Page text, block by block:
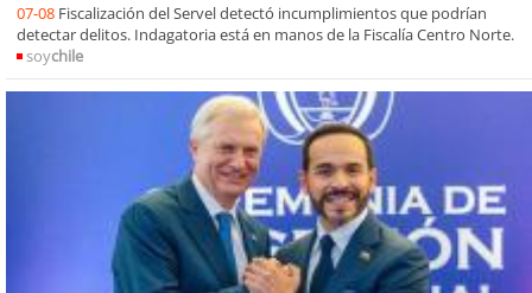
07-08 Fiscalización del Servel detectó incumplimientos que podrían
detectar delitos. Indagatoria está en manos de la Fiscalía Centro Norte.
soychile